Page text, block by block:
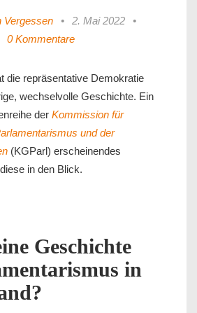
Vergessen • 2. Mai 2022
•
0 Kommentare
die repräsentative Demokratie
wechselvolle Geschichte. Ein
der Kommission für
und der
(KGParl) erscheinendes
in den Blick.
Geschichte
in